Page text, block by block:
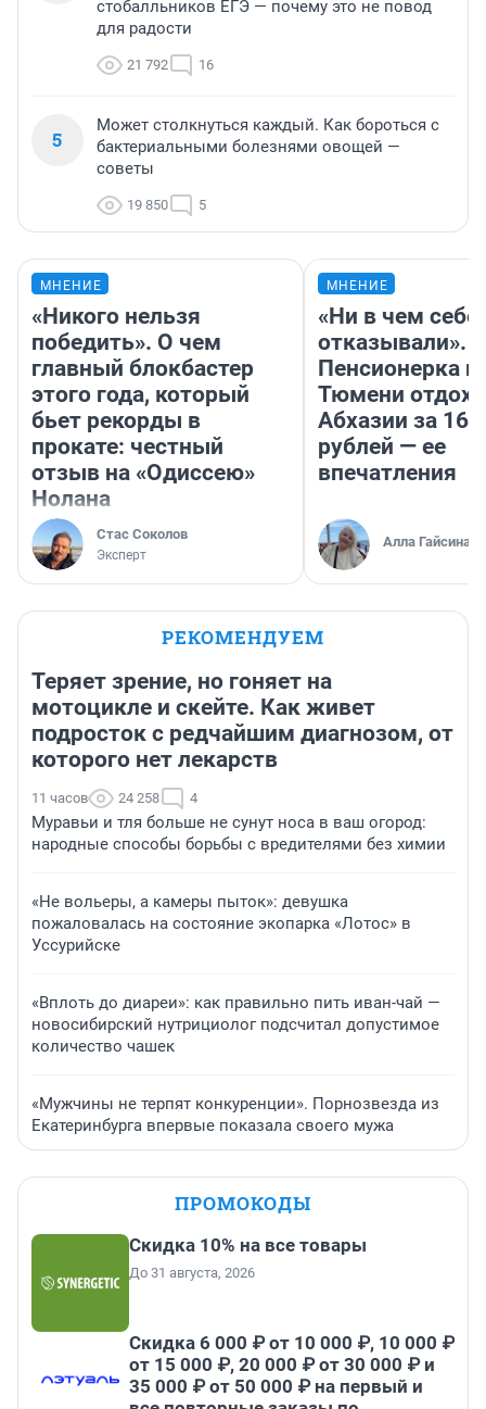
стобалльников ЕГЭ — почему это не повод
для радости
21 792 16
5
Может столкнуться каждый. Как бороться с
бактериальными болезнями овощей —
советы
19 850 5
МНЕНИЕ
«Никого нельзя
победить». О чем
главный блокбастер
этого года, который
бьет рекорды в
прокате: честный
отзыв на «Одиссею»
Нолана
Стас Соколов
Эксперт
МНЕНИЕ
«Ни в чем себе
отказывали».
Пенсионерка
Тюмени
Абхазии за
рублей — ее
впечатления
Алла Гайсина
РЕКОМЕНДУЕМ
Теряет зрение, но гоняет на
мотоцикле и скейте. Как живет
подросток с редчайшим диагнозом, от
которого нет лекарств
11 часов 24 258 4
Муравьи и тля больше не сунут носа в ваш огород:
народные способы борьбы с вредителями без химии
«Не вольеры, а камеры пыток»: девушка
пожаловалась на состояние экопарка «Лотос» в
Уссурийске
«Вплоть до диареи»: как правильно пить иван-чай —
новосибирский нутрициолог подсчитал допустимое
количество чашек
«Мужчины не терпят конкуренции». Порнозвезда из
Екатеринбурга впервые показала своего мужа
ПРОМОКОДЫ
Скидка 10% на все товары
До 31 августа, 2026
Скидка 6 000 ₽ от 10 000 ₽, 10 000 ₽
от 15 000 ₽, 20 000 ₽ от 30 000 ₽ и
35 000 ₽ от 50 000 ₽ на первый и